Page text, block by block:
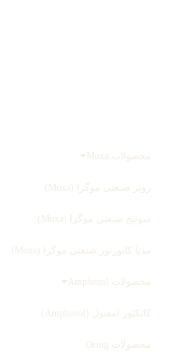
محصولات Moxa
روتر صنعتی موگزا (Moxa)
سوئیچ صنعتی موگزا (Moxa)
مدیا کانورتور صنعتی موگزا (Moxa)
محصولات Amphenol
کانکتور امفنول (Amphenol)
محصولات Oring